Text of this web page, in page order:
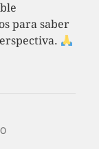
para saber